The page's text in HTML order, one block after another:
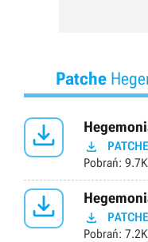
Patche
 
Pobrań: 9.7K
 
Pobrań: 7.2K